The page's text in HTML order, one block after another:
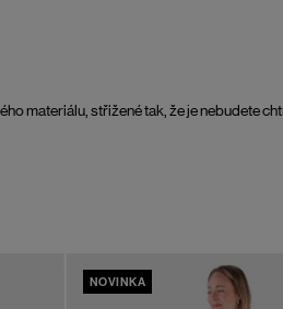
materiálu, střižené tak, že je nebudete
NOVINKA